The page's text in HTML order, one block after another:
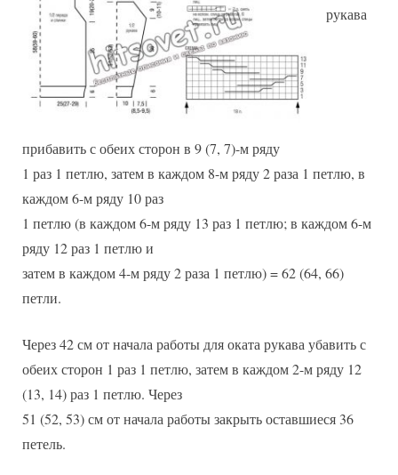
рукава
прибавить с обеих сторон в 9 (7, 7)-м ряду
1 раз 1 петлю, затем в каждом 8-м ряду 2 раза 1 петлю, в
каждом 6-м ряду 10 раз
1 петлю (в каждом 6-м ряду 13 раз 1 петлю; в каждом 6-м
ряду 12 раз 1 петлю и
затем в каждом 4-м ряду 2 раза 1 петлю) = 62 (64, 66)
петли.
Через 42 см от начала работы для оката рукава убавить с
обеих сторон 1 раз 1 петлю, затем в каждом 2-м ряду 12
(13, 14) раз 1 петлю. Через
51 (52, 53) см от начала работы закрыть оставшиеся 36
петель.